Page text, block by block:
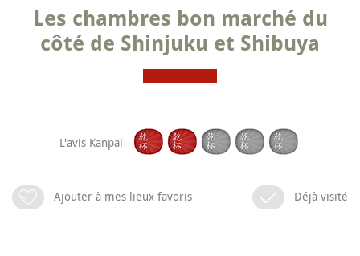
Les chambres bon marché du
côté de Shinjuku et Shibuya
L'avis Kanpai
Ajouter à mes lieux favoris Déjà visité